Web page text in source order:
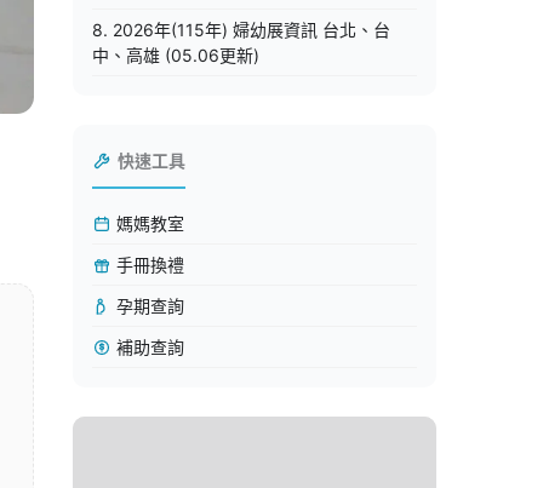
8. 2026年(115年) 婦幼展資訊 台北、台
中、高雄 (05.06更新)
快速工具
媽媽教室
手冊換禮
孕期查詢
補助查詢